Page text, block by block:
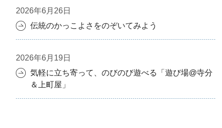
2026年6月26日
伝統のかっこよさをのぞいてみよう
2026年6月19日
気軽に立ち寄って、のびのび遊べる「遊び場@寺分
＆上町屋」